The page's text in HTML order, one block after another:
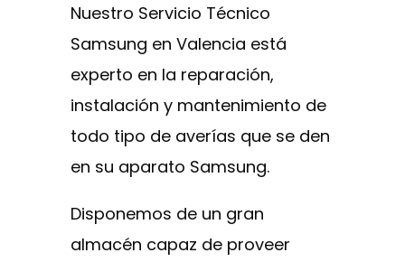
Nuestro Servicio Técnico
Samsung en Valencia está
experto en la reparación,
instalación y mantenimiento de
todo tipo de averías que se den
en su aparato Samsung.
Disponemos de un gran
almacén capaz de proveer